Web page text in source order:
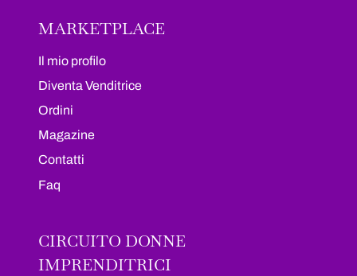
MARKETPLACE
Il mio profilo
Diventa Venditrice
Ordini
Magazine
Contatti
Faq
CIRCUITO DONNE
IMPRENDITRICI